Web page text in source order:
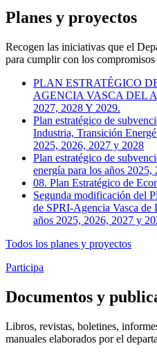
Planes y proyectos
Recogen las iniciativas que el
para cumplir con los
PLAN ESTRATÉGICO
AGENCIA VASCA DEL
2027, 2028 Y 2029.
Plan estratégico de
Industria, Transición
2025, 2026, 2027 y 2028
Plan estratégico de
energía para los años
08. Plan Estratégico de
Segunda modificación del
de SPRI-Agencia Vasca de
años 2025, 2026, 2027 y
Todos los planes y proyectos
Participa
Documentos y
Libros, revistas, boletines,
manuales elaborados por el